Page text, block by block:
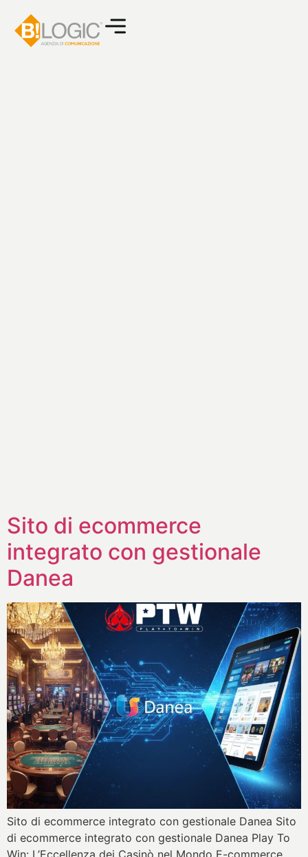
Sito di ecommerce
integrato con gestionale
Danea
Sito di ecommerce integrato con gestionale Danea Sito
di ecommerce integrato con gestionale Danea Play To